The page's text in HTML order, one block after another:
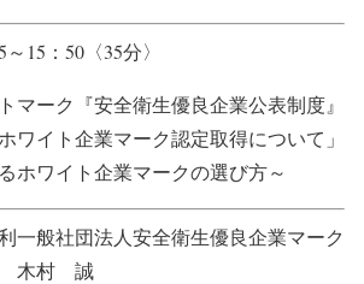
15：50〈35分〉
マーク『安全衛生優良企業公表制度』
ワイト企業マーク認定取得について」
ホワイト企業マークの選び方～
一般社団法人安全衛生優良企業マーク
木村 誠